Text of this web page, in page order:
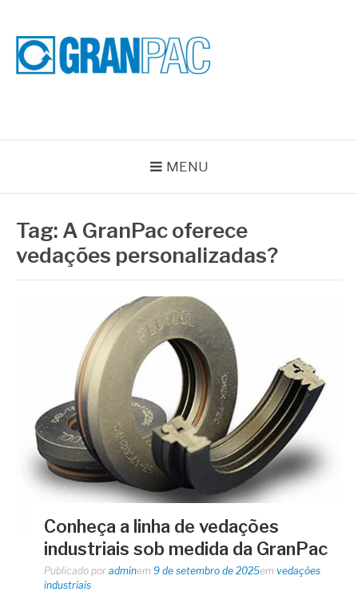
conteúdo
MENU
Tag: A GranPac oferece
vedações personalizadas?
Conheça a linha de vedações
industriais sob medida da GranPac
Publicado por adminem 9 de setembro de 2025em vedações
industriais